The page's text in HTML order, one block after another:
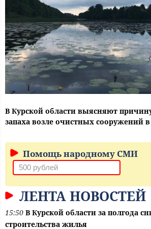
В Курской области выясняют
запаха возле очистных сооружений
Помощь народному СМИ
ЛЕНТА НОВОСТЕЙ
15:50 В Курской области за полгода
строительства жилья